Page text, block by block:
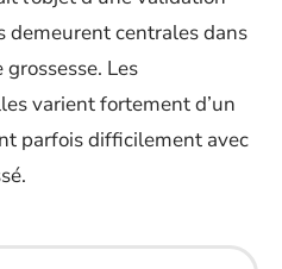
demeurent centrales dans
Les
varient fortement d’un
parfois difficilement avec